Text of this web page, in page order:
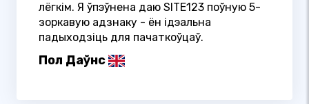
лёгкім. Я ўпэўнена даю SITE123 поўную 5-
зоркавую адзнаку - ён ідэальна
падыходзіць для пачаткоўцаў.
Пол Даўнс